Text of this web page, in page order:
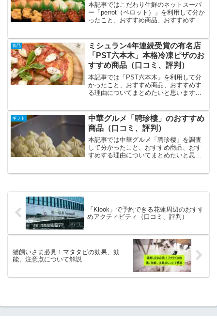
本記事ではこだわり生鮮のネットスーパ
ー「perrot（ペロット）」を利用して分か
ったこと、おすすめ商品、おすすめする
れる新鮮な食材を出荷日当日に届けるな
ど、流通時...
食品
ミシュラン4年連続受賞の有名店
「PST六本木」本格冷凍ピザのお
すすめ商品（口コミ、評判）
本記事では「PST六本木」を利用して分
かったこと、おすすめ商品、おすすめす
る理由についてまとめたいと思います。
数のメディア掲載実績があり、人気を集
めている模様。「PST...
ギフト
中華グルメ「聘珍樓」のおすすめ
商品（口コミ、評判）
本記事では中華グルメ「聘珍樓」を調査
して分かったこと、おすすめ商品、おす
すめする理由についてまとめたいと思い
「Klook」で予約できる花蓮周辺のおすす
めアクティビティ（口コミ、評判）
猫飼いさま必見！マタタビの効果、効
能、注意点について解説